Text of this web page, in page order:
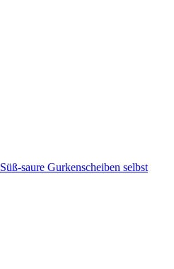
Süß-saure Gurkenscheiben selbst